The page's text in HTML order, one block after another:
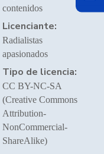
contenidos
Licenciante:
Radialistas
apasionados
Tipo de licencia:
CC BY-NC-SA
(Creative Commons
Attribution-
NonCommercial-
ShareAlike)